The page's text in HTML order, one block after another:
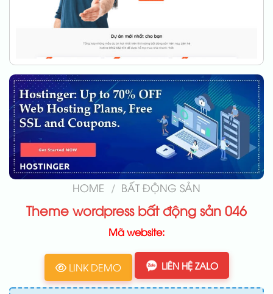
HOME / BẤT ĐỘNG SẢN
Theme wordpress bất động sản 046
Mã website:
LINK DEMO LIÊN HỆ ZALO